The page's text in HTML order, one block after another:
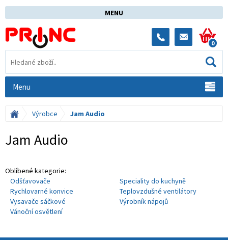
MENU
0
Menu
Výrobce Jam Audio
Jam Audio
Oblíbené kategorie:
Odšťavovače
Speciality do kuchyně
Rychlovarné konvice
Teplovzdušné ventilátory
Vysavače sáčkové
Výrobník nápojů
Vánoční osvětlení